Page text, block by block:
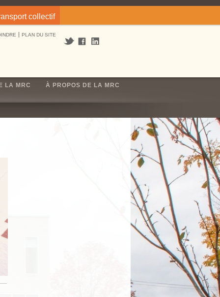
collectif
PLAN DU SITE
LA MRC À PROPOS DE LA MRC